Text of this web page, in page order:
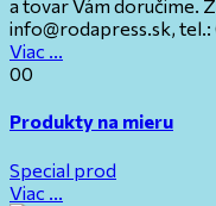
a tovar Vám doručime.
info@rodapress.sk, tel.:
Viac ...
00
Produkty na mieru
Special prod
Viac ...